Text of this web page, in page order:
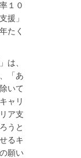
１０
援」
たく
は、
「あ
いて
ャリ
ア支
うと
るキ
願い